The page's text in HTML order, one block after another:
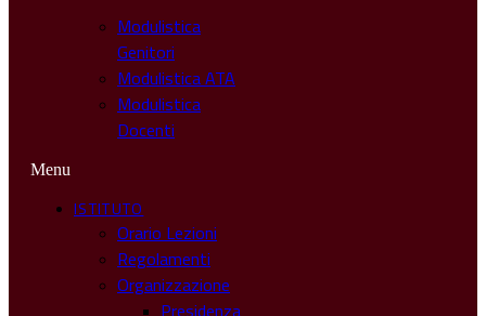
Modulistica
Genitori
Modulistica ATA
Modulistica
Docenti
Menu
ISTITUTO
Orario Lezioni
Regolamenti
Organizzazione
Presidenza